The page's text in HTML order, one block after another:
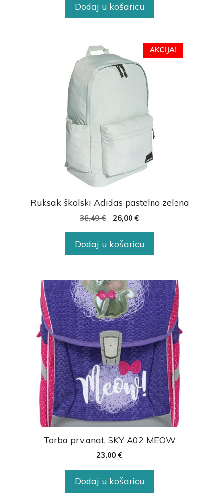
Dodaj u košaricu
AKCIJA!
Ruksak školski Adidas pastelno zelena
38,49€ 26,00 €
Dodaj u košaricu
Torba prv.anat. SKY A02 MEOW
23,00 €
Dodaj u košaricu